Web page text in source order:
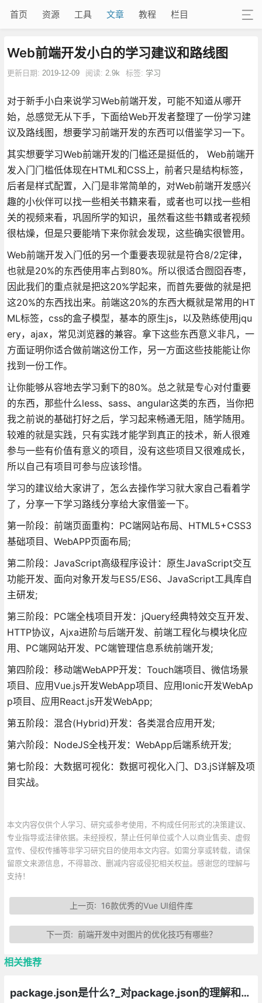
首页 资源 工具 文章 教程 栏目
Web前端开发小白的学习建议和路线图
更新日期: 2019-12-09 阅读: 2.9k 标签: 学习
对于新手小白来说学习Web前端开发，可能不知道从哪开
始，总感觉无从下手，下面给Web开发者整理了一份学习建
议及路线图，想要学习前端开发的东西可以借鉴学习一下。
其实想要学习Web前端开发的门槛还是挺低的， Web前端开
发入门门槛低体现在HTML和CSS上，前者只是结构标签，
后者是样式配置，入门是非常简单的，对Web前端开发感兴
趣的小伙伴可以找一些相关书籍来看，或者也可以找一些相
关的视频来看，巩固所学的知识，虽然看这些书籍或者视频
很枯燥，但是只要能啃下来你就会发现，这些确实很管用。
Web前端开发入门低的另一个重要表现就是符合8/2定律，
也就是20%的东西使用率占到80%。所以很适合囫囵吞枣，
因此我们的重点就是把这20%学起来，而首先要做的就是把
这20%的东西找出来。前端这20%的东西大概就是常用的HT
ML标签，css的盒子模型，基本的原生js，以及熟练使用jqu
ery，ajax，常见浏览器的兼容。拿下这些东西意义非凡，一
方面证明你适合做前端这份工作，另一方面这些技能能让你
找到一份工作。
让你能够从容地去学习剩下的80%。总之就是专心对付重要
的东西，那些什么less、sass、angular这类的东西，当你把
我之前说的基础打好之后，学习起来畅通无阻，随学随用。
较难的就是实践，只有实践才能学到真正的技术，新人很难
参与一些有价值有意义的项目，没有这些项目又很难成长，
所以自己有项目可参与应该珍惜。
学习的建议给大家讲了，怎么去操作学习就大家自己看着学
了，分享一下学习路线分享给大家借鉴一下。
第一阶段：前端页面重构：PC端网站布局、HTML5+CSS3
基础项目、WebAPP页面布局;
第二阶段：JavaScript高级程序设计：原生JavaScript交互
功能开发、面向对象开发与ES5/ES6、JavaScript工具库自
主研发;
第三阶段：PC端全栈项目开发：jQuery经典特效交互开发、
HTTP协议，Ajxa进阶与后端开发、前端工程化与模块化应
用、PC端网站开发、PC端管理信息系统前端开发;
第四阶段：移动端WebAPP开发：Touch端项目、微信场景
项目、应用Vue.js开发WebApp项目、应用Ionic开发WebAp
p项目、应用React.js开发WebApp;
第五阶段：混合(Hybrid)开发：各类混合应用开发;
第六阶段：NodeJS全栈开发：WebApp后端系统开发;
第七阶段：大数据可视化：数据可视化入门、D3.jS详解及项
目实战。
本文内容仅供个人学习、研究或参考使用，不构成任何形式的决策建议、
专业指导或法律依据。未经授权，禁止任何单位或个人以商业售卖、虚假
宣传、侵权传播等非学习研究目的使用本文内容。如需分享或转载，请保
留原文来源信息，不得篡改、删减内容或侵犯相关权益。感谢您的理解与
支持！
上一页: 16款优秀的Vue UI组件库
下一页: 前端开发中对图片的优化技巧有哪些？
相关推荐
package.json是什么?_对package.json的理解和学习